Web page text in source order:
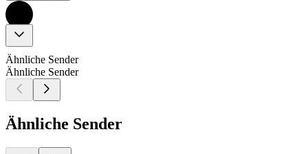
Ähnliche Sender
Ähnliche Sender
Ähnliche Sender